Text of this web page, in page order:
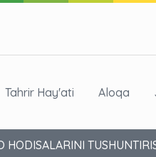
Tahrir Hay'ati Aloqa
HODISALARINI